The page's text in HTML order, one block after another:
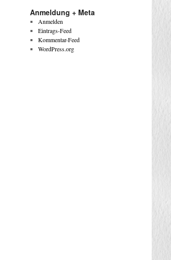
Anmeldung + Meta
Anmelden
Eintrags-Feed
Kommentar-Feed
WordPress.org